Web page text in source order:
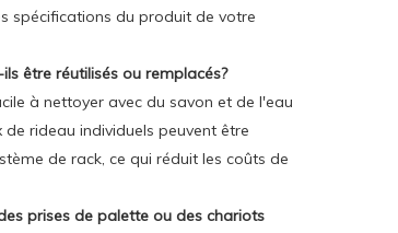
spécifications du produit de votre
être réutilisés ou remplacés?
à nettoyer avec du savon et de l'eau
rideau individuels peuvent être
de rack, ce qui réduit les coûts de
prises de palette ou des chariots